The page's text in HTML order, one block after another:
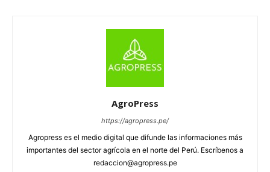
AgroPress
https://agropress.pe/
Agropress es el medio digital que difunde las informaciones más
importantes del sector agrícola en el norte del Perú. Escríbenos a
redaccion@agropress.pe